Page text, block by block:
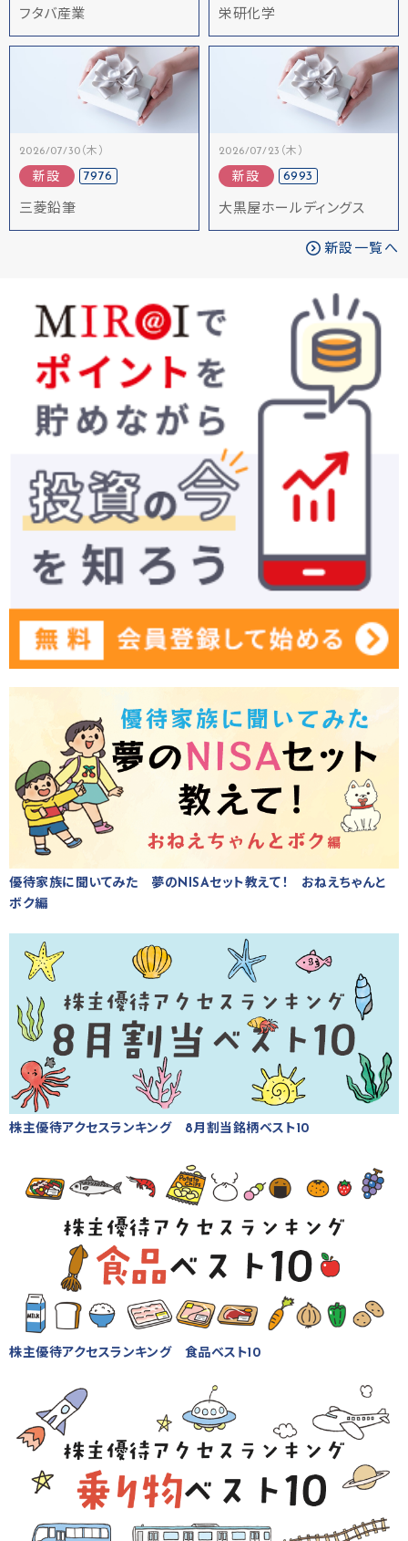
フタバ産業 栄研化学
2026/07/30（木）
新設 7976
三菱鉛筆
2026/07/23（木）
新設 6993
大黒屋ホールディングス
新設一覧へ
優待家族に聞いてみた 夢のNISAセット教えて！ おねえちゃんと
ボク編
株主優待アクセスランキング 8月割当銘柄ベスト10
株主優待アクセスランキング 食品ベスト10